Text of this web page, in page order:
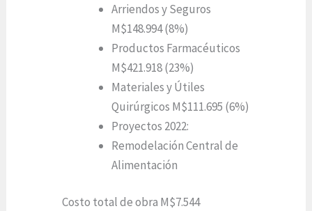
Arriendos y Seguros
M$148.994 (8%)
Productos Farmacéuticos
M$421.918 (23%)
Materiales y Útiles
Quirúrgicos M$111.695 (6%)
Proyectos 2022:
Remodelación Central de
Alimentación
Costo total de obra M$7.544